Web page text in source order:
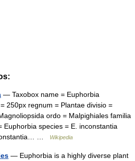
— Taxobox name = Euphorbia
250px regnum = Plantae divisio =
ordo = Malpighiales familia
Euphorbia species = E. inconstantia
…
Wikipedia
— Euphorbia is a highly diverse plant